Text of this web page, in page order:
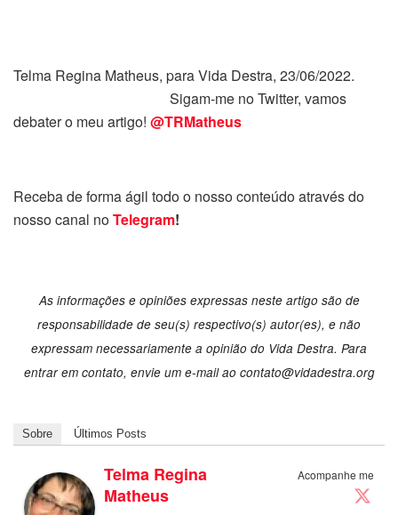
Telma Regina Matheus, para Vida Destra, 23/06/2022.
Sigam-me no Twitter, vamos
debater o meu artigo! @TRMatheus
Receba de forma ágil todo o nosso conteúdo através do
nosso canal noTelegram!
As informações e opiniões expressas neste artigo são de
responsabilidade de seu(s) respectivo(s) autor(es), e não
expressam necessariamente a opinião do Vida Destra. Para
entrar em contato, envie um e-mail ao contato@vidadestra.org
Sobre Últimos Posts
Acompanhe me
Telma Regina
Matheus